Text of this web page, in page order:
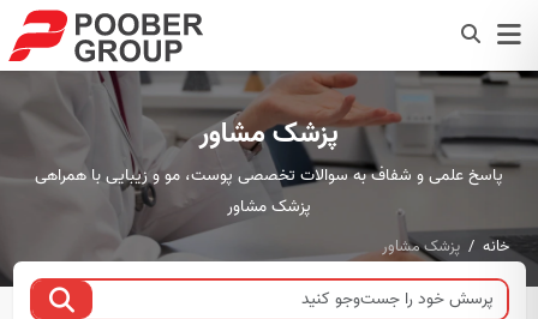
پزشک مشاور
پاسخ علمی و شفاف به سوالات تخصصی پوست، مو و زیبایی با همراهی
پزشک مشاور
خانه پزشک مشاور